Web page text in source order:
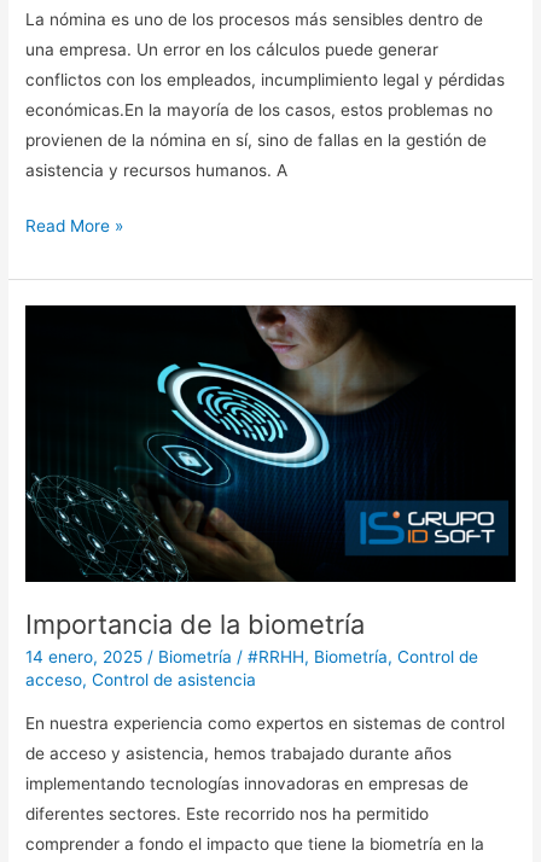
La nómina es uno de los procesos más sensibles dentro de
una empresa. Un error en los cálculos puede generar
conflictos con los empleados, incumplimiento legal y pérdidas
económicas.En la mayoría de los casos, estos problemas no
provienen de la nómina en sí, sino de fallas en la gestión de
asistencia y recursos humanos. A
Read More »
Importancia de la biometría
14 enero, 2025 / Biometría /#RRHH, Biometría,Control de
acceso,Control de asistencia
En nuestra experiencia como expertos en sistemas de control
de acceso y asistencia, hemos trabajado durante años
implementando tecnologías innovadoras en empresas de
diferentes sectores. Este recorrido nos ha permitido
comprender a fondo el impacto que tiene la biometría en la